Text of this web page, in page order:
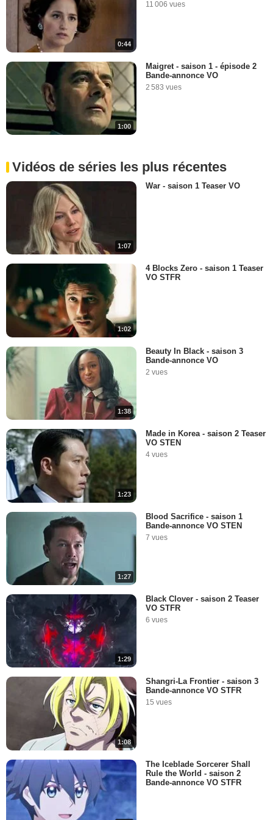
0:44
11 006 vues
1:00
Maigret - saison 1 - épisode 2
Bande-annonce VO
2 583 vues
Vidéos de séries les plus récentes
1:07
War - saison 1 Teaser VO
1:02
4 Blocks Zero - saison 1 Teaser
VO STFR
1:38
Beauty In Black - saison 3
Bande-annonce VO
2 vues
1:23
Made in Korea - saison 2 Teaser
VO STEN
4 vues
1:27
Blood Sacrifice - saison 1
Bande-annonce VO STEN
7 vues
1:29
Black Clover - saison 2 Teaser
VO STFR
6 vues
1:08
Shangri-La Frontier - saison 3
Bande-annonce VO STFR
15 vues
The Iceblade Sorcerer Shall
Rule the World - saison 2
Bande-annonce VO STFR